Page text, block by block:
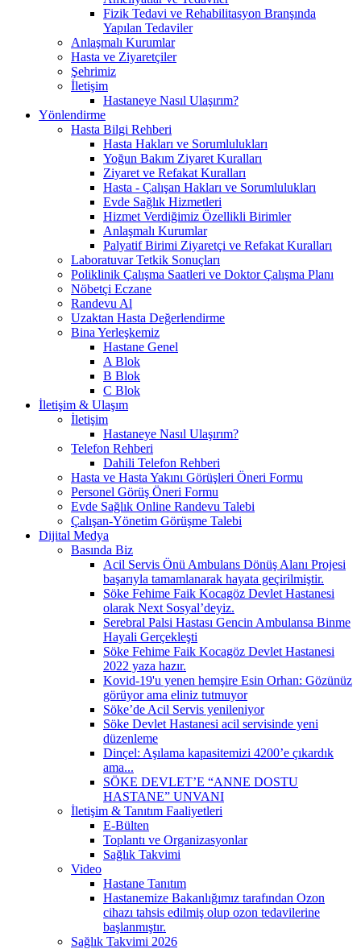
Fizik Tedavi ve Rehabilitasyon Branşında
Yapılan Tedaviler
Anlaşmalı Kurumlar
Hasta ve Ziyaretçiler
Şehrimiz
İletişim
Hastaneye Nasıl Ulaşırım?
Yönlendirme
Hasta Bilgi Rehberi
Hasta Hakları ve Sorumlulukları
Yoğun Bakım Ziyaret Kuralları
Ziyaret ve Refakat Kuralları
Hasta - Çalışan Hakları ve Sorumlulukları
Evde Sağlık Hizmetleri
Hizmet Verdiğimiz Özellikli Birimler
Anlaşmalı Kurumlar
Palyatif Birimi Ziyaretçi ve Refakat Kuralları
Laboratuvar Tetkik Sonuçları
Poliklinik Çalışma Saatleri ve Doktor Çalışma Planı
Nöbetçi Eczane
Randevu Al
Uzaktan Hasta Değerlendirme
Bina Yerleşkemiz
Hastane Genel
A Blok
B Blok
C Blok
İletişim & Ulaşım
İletişim
Hastaneye Nasıl Ulaşırım?
Telefon Rehberi
Dahili Telefon Rehberi
Hasta ve Hasta Yakını Görüşleri Öneri Formu
Personel Görüş Öneri Formu
Evde Sağlık Online Randevu Talebi
Çalışan-Yönetim Görüşme Talebi
Dijital Medya
Basında Biz
Acil Servis Önü Ambulans Dönüş Alanı Projesi
başarıyla tamamlanarak hayata geçirilmiştir.
Söke Fehime Faik Kocagöz Devlet Hastanesi
olarak Next Sosyal’deyiz.
Serebral Palsi Hastası Gencin Ambulansa Binme
Hayali Gerçekleşti
Söke Fehime Faik Kocagöz Devlet Hastanesi
2022 yaza hazır.
Kovid-19'u yenen hemşire Esin Orhan: Gözünüz
görüyor ama eliniz tutmuyor
Söke’de Acil Servis yenileniyor
Söke Devlet Hastanesi acil servisinde yeni
düzenleme
Dinçel: Aşılama kapasitemizi 4200’e çıkardık
ama...
SÖKE DEVLET’E “ANNE DOSTU
HASTANE” UNVANI
İletişim & Tanıtım Faaliyetleri
E-Bülten
Toplantı ve Organizasyonlar
Sağlık Takvimi
Video
Hastane Tanıtım
Hastanemize Bakanlığımız tarafından Ozon
cihazı tahsis edilmiş olup ozon tedavilerine
başlanmıştır.
Sağlık Takvimi 2026